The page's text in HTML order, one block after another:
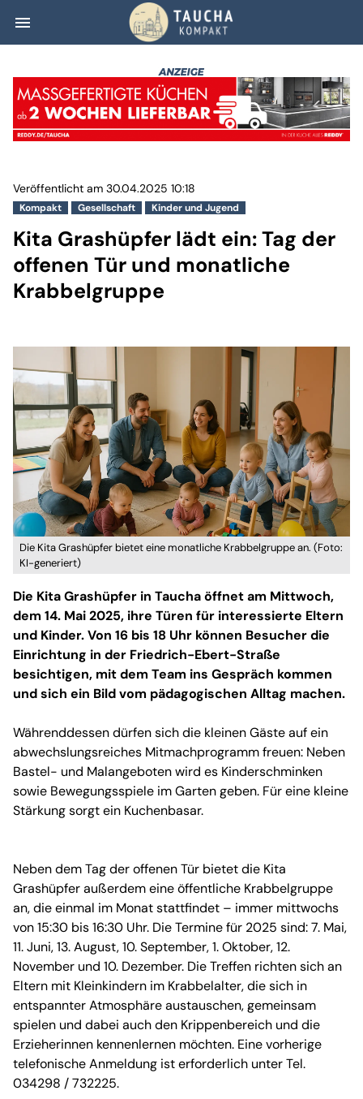
menu Kita Grashüpfer
Kompakt Gesellschaft Kinder und Jugend
Veröffentlicht am 30.04.2025 10:18
Kita Grashüpfer lädt ein: Tag der
offenen Tür und monatliche
Krabbelgruppe
Die Kita Grashüpfer bietet eine monatliche Krabbelgruppe an. (Foto:
KI-generiert)
Die Kita Grashüpfer in Taucha öffnet am Mittwoch,
dem 14. Mai 2025, ihre Türen für interessierte Eltern
und Kinder. Von 16 bis 18 Uhr können Besucher die
Einrichtung in der Friedrich-Ebert-Straße
besichtigen, mit dem Team ins Gespräch kommen
und sich ein Bild vom pädagogischen Alltag machen.
Währenddessen dürfen sich die kleinen Gäste auf ein
abwechslungsreiches Mitmachprogramm freuen: Neben
Bastel- und Malangeboten wird es Kinderschminken
sowie Bewegungsspiele im Garten geben. Für eine kleine
Stärkung sorgt ein Kuchenbasar.
Neben dem Tag der offenen Tür bietet die Kita
Grashüpfer außerdem eine öffentliche Krabbelgruppe
an, die einmal im Monat stattfindet – immer mittwochs
von 15:30 bis 16:30 Uhr. Die Termine für 2025 sind: 7. Mai,
11. Juni, 13. August, 10. September, 1. Oktober, 12.
November und 10. Dezember. Die Treffen richten sich an
Eltern mit Kleinkindern im Krabbelalter, die sich in
entspannter Atmosphäre austauschen, gemeinsam
spielen und dabei auch den Krippenbereich und die
Erzieherinnen kennenlernen möchten. Eine vorherige
telefonische Anmeldung ist erforderlich unter Tel.
034298 / 732225.